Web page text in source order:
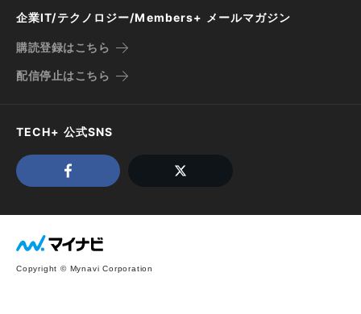
企業IT/テクノロジー/Members+ メールマガジン
購読登録はこちら
配信停止はこちら
TECH+ 公式SNS
Copyright © Mynavi Corporation